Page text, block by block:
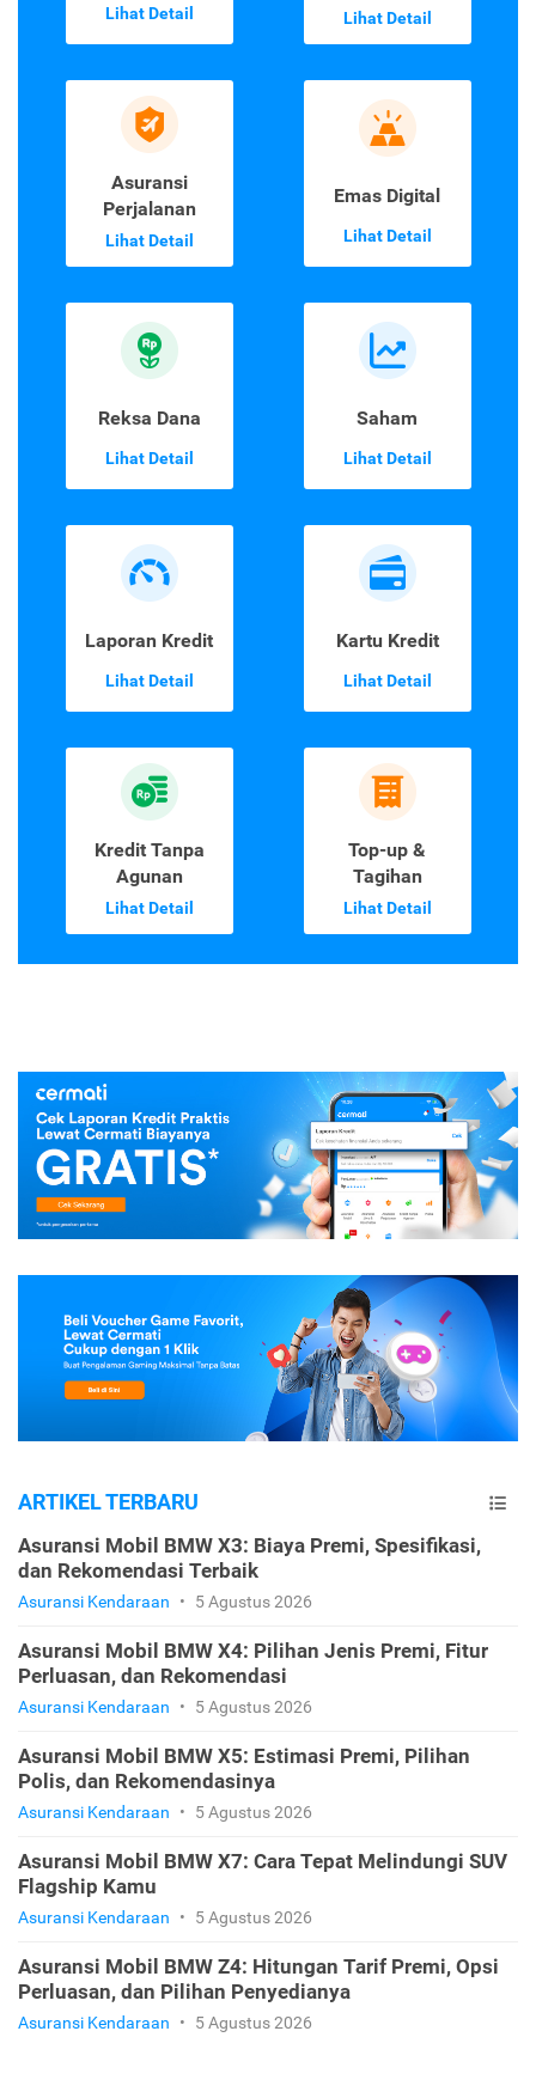
Lihat Detail Lihat Detail
Asuransi
Perjalanan
Lihat Detail
Emas Digital
Lihat Detail
Reksa Dana
Lihat Detail
Saham
Lihat Detail
Laporan Kredit
Lihat Detail
Kartu Kredit
Lihat Detail
Kredit Tanpa
Agunan
Lihat Detail
Top-up &
Tagihan
Lihat Detail
ARTIKEL TERBARU
Asuransi Mobil BMW X3: Biaya Premi, Spesifikasi,
dan Rekomendasi Terbaik
Asuransi Kendaraan • 5 Agustus 2026
Asuransi Mobil BMW X4: Pilihan Jenis Premi, Fitur
Perluasan, dan Rekomendasi
Asuransi Kendaraan • 5 Agustus 2026
Asuransi Mobil BMW X5: Estimasi Premi, Pilihan
Polis, dan Rekomendasinya
Asuransi Kendaraan • 5 Agustus 2026
Asuransi Mobil BMW X7: Cara Tepat Melindungi SUV
Flagship Kamu
Asuransi Kendaraan • 5 Agustus 2026
Asuransi Mobil BMW Z4: Hitungan Tarif Premi, Opsi
Perluasan, dan Pilihan Penyedianya
Asuransi Kendaraan • 5 Agustus 2026